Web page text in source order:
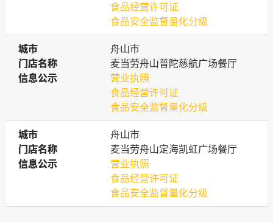
食品经营许可证
食品安全监督量化分级
城市
城市
舟山市
门店名称
门店名称
麦当劳舟山普陀慈航广场餐厅
信息公示
信息公示
营业执照
食品经营许可证
食品安全监督量化分级
城市
城市
舟山市
门店名称
门店名称
麦当劳舟山定海凯虹广场餐厅
信息公示
信息公示
营业执照
食品经营许可证
食品安全监督量化分级